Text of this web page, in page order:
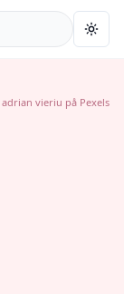
adrian vieriu på Pexels